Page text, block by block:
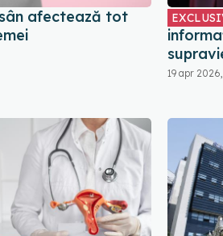
afectează tot
19 apr